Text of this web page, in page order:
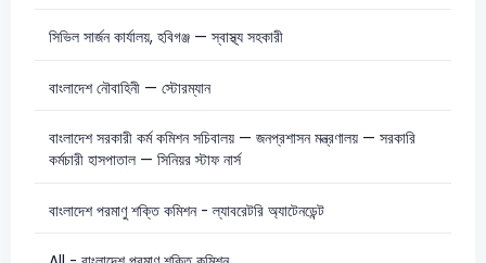
সিভিল সার্জন কার্যালয়, হবিগঞ্জ — স্বাস্থ্য সহকারী
বাংলাদেশ নৌবাহিনী — স্টোরম্যান
বাংলাদেশ সরকারী কর্ম কমিশন সচিবালয় — জনপ্রশাসন মন্ত্রণালয় — সরকারি
কর্মচারী হাসপাতাল — সিনিয়র স্টাফ নার্স
বাংলাদেশ পরমাণু শক্তি কমিশন - ল্যাবরেটরি অ্যাটেনডেন্ট